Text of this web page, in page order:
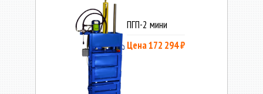
ПГП-2 мини
Цена 172 294 ₽